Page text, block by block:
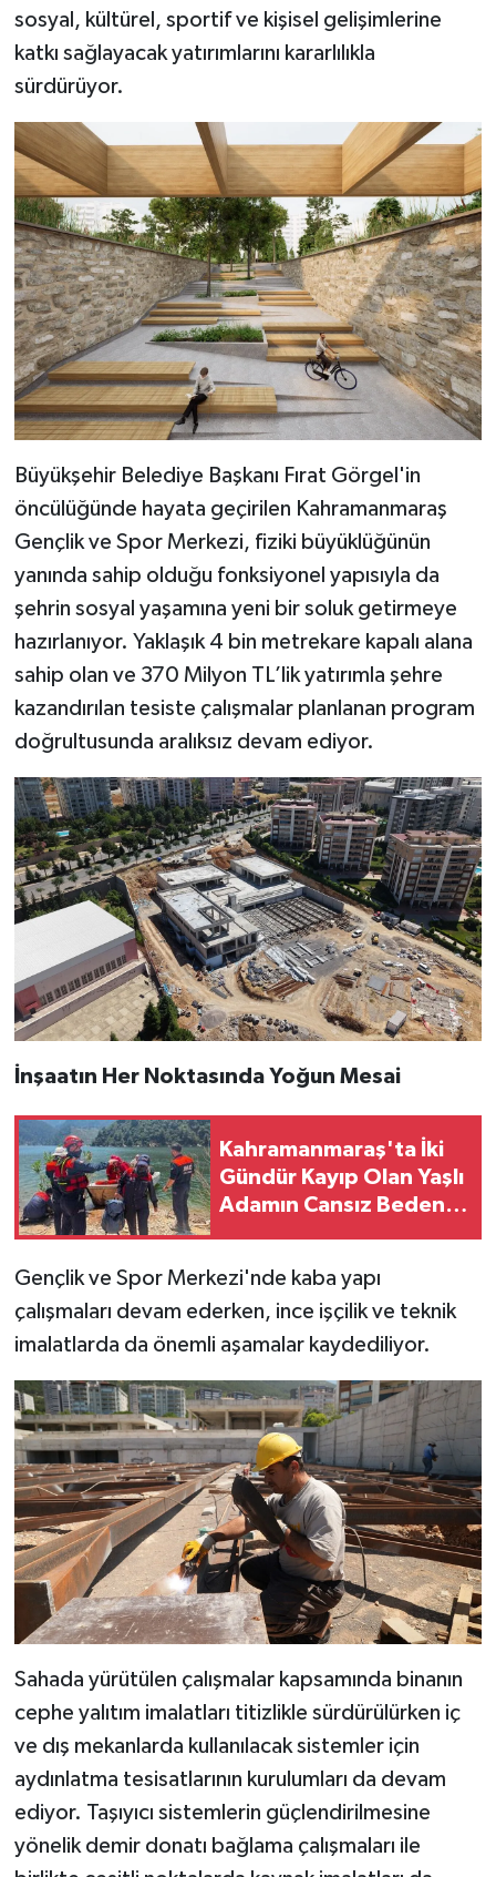
sosyal, kültürel, sportif ve kişisel gelişimlerine
katkı sağlayacak yatırımlarını kararlılıkla
sürdürüyor.
Büyükşehir Belediye Başkanı Fırat Görgel'in
öncülüğünde hayata geçirilen Kahramanmaraş
Gençlik ve Spor Merkezi, fiziki büyüklüğünün
yanında sahip olduğu fonksiyonel yapısıyla da
şehrin sosyal yaşamına yeni bir soluk getirmeye
hazırlanıyor. Yaklaşık 4 bin metrekare kapalı alana
sahip olan ve 370 Milyon TL’lik yatırımla şehre
kazandırılan tesiste çalışmalar planlanan program
doğrultusunda aralıksız devam ediyor.
İnşaatın Her Noktasında Yoğun Mesai
Kahramanmaraş'ta İki
Gündür Kayıp Olan Yaşlı
Adamın Cansız Bedeni
Gençlik ve Spor Merkezi'nde kaba yapı
çalışmaları devam ederken, ince işçilik ve teknik
imalatlarda da önemli aşamalar kaydediliyor.
Sahada yürütülen çalışmalar kapsamında binanın
cephe yalıtım imalatları titizlikle sürdürülürken iç
ve dış mekanlarda kullanılacak sistemler için
aydınlatma tesisatlarının kurulumları da devam
ediyor. Taşıyıcı sistemlerin güçlendirilmesine
yönelik demir donatı bağlama çalışmaları ile